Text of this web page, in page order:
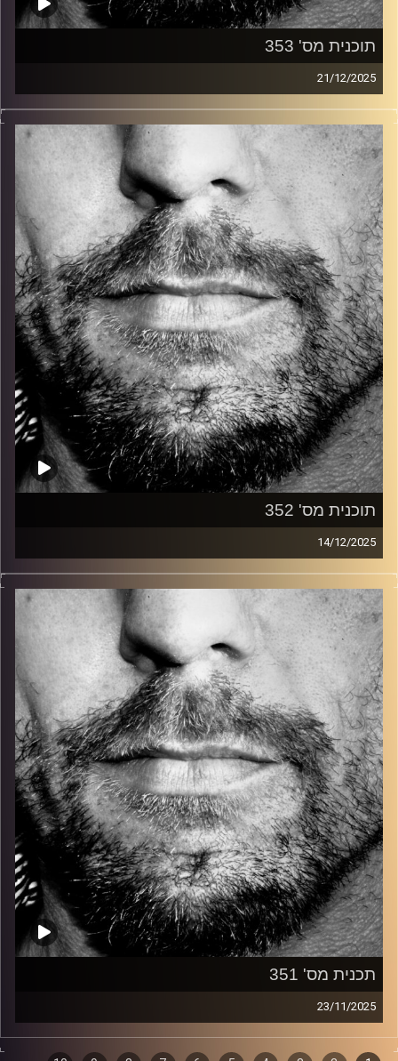
תוכנית מס' 353
21/12/2025
זיפים, מוזיקה מחוספסת של הופעות חיות. הרבה ג'אם, רוק,
בלוז, bluegrass, ג'אז, Fאנק, פרוגרסיב ואפילו אלקטרוניקה.
כל מה שחי, אמיתי ונושם.
עם שמוליק רגב.
קרדיט תמונות: David Goehring
תוכנית מס' 352
14/12/2025
זיפים, מוזיקה מחוספסת של הופעות חיות. הרבה ג'אם, רוק,
בלוז, bluegrass, ג'אז, Fאנק, פרוגרסיב ואפילו אלקטרוניקה.
כל מה שחי, אמיתי ונושם.
עם שמוליק רגב.
קרדיט תמונות: David Goehring
תכנית מס' 351
23/11/2025
זיפים, מוזיקה מחוספסת של הופעות חיות. הרבה ג'אם, רוק,
בלוז, bluegrass, ג'אז, Fאנק, פרוגרסיב ואפילו אלקטרוניקה.